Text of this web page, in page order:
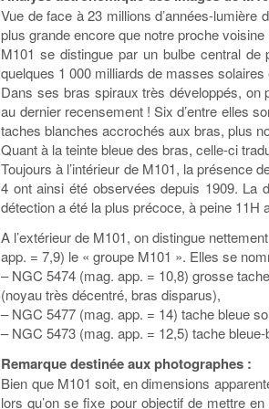
Vue de face à 23 millions d’années-
plus grande encore que notre proche
M101 se distingue par un bulbe central
quelques 1 000 milliards de masses
Dans ses bras spiraux très développés, on
au dernier recensement ! Six d’entre elles
taches blanches accrochés aux bras, plus
Quant à la teinte bleue des bras, celle-ci
Toujours à l’intérieur de M101, la présence
4 ont ainsi été observées depuis 1909. La
détection a été la plus précoce, à peine 11H
A l’extérieur de M101, on distingue
app. = 7,9) le « groupe M101 ». Elles se
– NGC 5474 (mag. app. = 10,8) grosse
(noyau très décentré, bras disparus),
– NGC 5477 (mag. app. = 14) tache bleue
– NGC 5473 (mag. app. = 12,5) tache
Remarque destinée aux photographes :
Bien que M101 soit, en dimensions
lors qu’on se fixe pour objectif de mettre